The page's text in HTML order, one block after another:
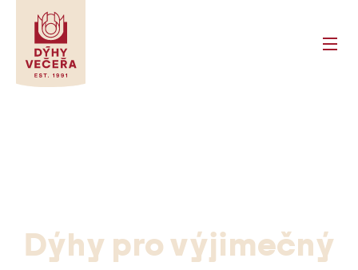
Menu
Dýhy pro výjimečný